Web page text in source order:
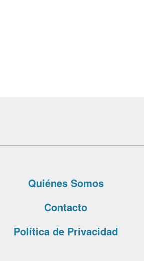
Quiénes Somos
Contacto
Política de Privacidad